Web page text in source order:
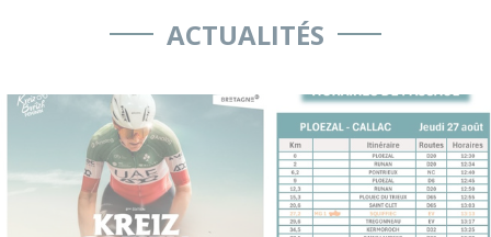
ACTUALITÉS
Voir l'actualité Passage Kreiz Breizh Elites Feminin